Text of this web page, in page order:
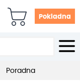
Pokladna
Poradna